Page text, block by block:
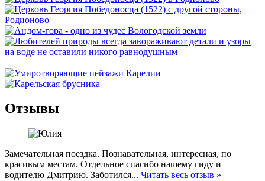
Отзывы
Замечательная поездка. Познавательная, интересная, по
красивым местам. Отдельное спасибо нашему гиду и
водителю Дмитрию. Заботился... Читать весь отзыв »